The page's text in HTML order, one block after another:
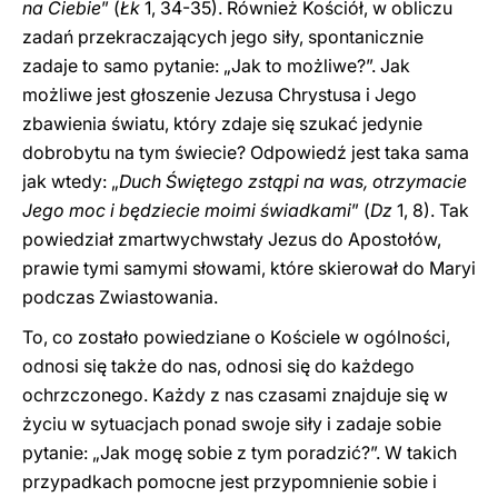
na Ciebie” (Łk 1, 34-35). Również Kościół, w obliczu
zadań przekraczających jego siły, spontanicznie
zadaje to samo pytanie: „Jak to możliwe?”. Jak
możliwe jest głoszenie Jezusa Chrystusa i Jego
zbawienia światu, który zdaje się szukać jedynie
dobrobytu na tym świecie? Odpowiedź jest taka sama
jak wtedy: „Duch Świętego zstąpi na was, otrzymacie
Jego moc i będziecie moimi świadkami” (Dz 1, 8). Tak
powiedział zmartwychwstały Jezus do Apostołów,
prawie tymi samymi słowami, które skierował do Maryi
podczas Zwiastowania.
To, co zostało powiedziane o Kościele w ogólności,
odnosi się także do nas, odnosi się do każdego
ochrzczonego. Każdy z nas czasami znajduje się w
życiu w sytuacjach ponad swoje siły i zadaje sobie
pytanie: „Jak mogę sobie z tym poradzić?”. W takich
przypadkach pomocne jest przypomnienie sobie i